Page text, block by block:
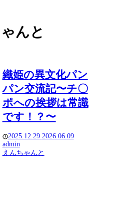
んと
織姫の異文化パン
パン交流記〜チ〇
ポへの挨拶は常識
です！？〜
2025.12.29 2026.06.09
admin
えんちゃんと